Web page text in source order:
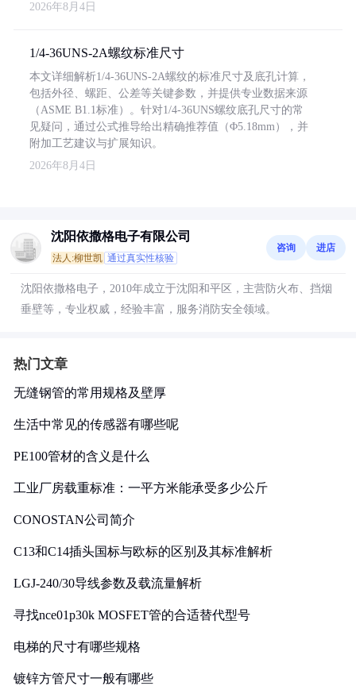
2026年8月4日
1/4-36UNS-2A螺纹标准尺寸
本文详细解析1/4-36UNS-2A螺纹的标准尺寸及底孔计算，
包括外径、螺距、公差等关键参数，并提供专业数据来源
（ASME B1.1标准）。针对1/4-36UNS螺纹底孔尺寸的常
见疑问，通过公式推导给出精确推荐值（Φ5.18mm），并
附加工艺建议与扩展知识。
2026年8月4日
沈阳依撒格电子有限公司
法人:柳世凯 通过真实性核验
咨询 进店
沈阳依撒格电子，2010年成立于沈阳和平区，主营防火布、挡烟
垂壁等，专业权威，经验丰富，服务消防安全领域。
热门文章
无缝钢管的常用规格及壁厚
生活中常见的传感器有哪些呢
PE100管材的含义是什么
工业厂房载重标准：一平方米能承受多少公斤
CONOSTAN公司简介
C13和C14插头国标与欧标的区别及其标准解析
LGJ-240/30导线参数及载流量解析
寻找nce01p30k MOSFET管的合适替代型号
电梯的尺寸有哪些规格
镀锌方管尺寸一般有哪些